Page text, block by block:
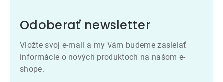
Odoberať newsletter
Vložte svoj e-mail a my Vám budeme zasielať
informácie o nových produktoch na našom e-
shope.